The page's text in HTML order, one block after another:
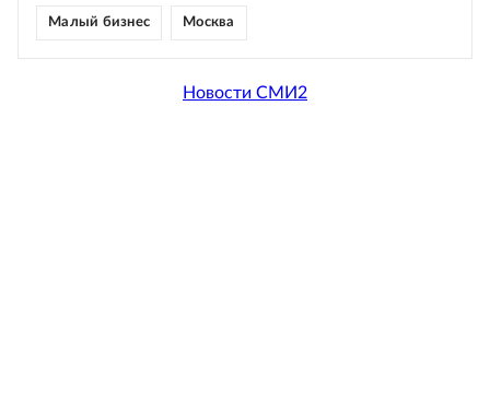
Малый бизнес Москва
Новости СМИ2